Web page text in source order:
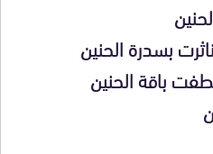
بسدرة الحنين
باقة الحنين